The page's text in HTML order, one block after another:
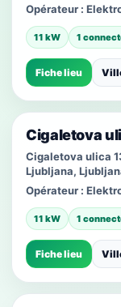
Opérateur :
11 kW 1
Fiche lieu
Cigaletova
Cigaletova ulica
Ljubljana,
Opérateur :
11 kW 1
Fiche lieu